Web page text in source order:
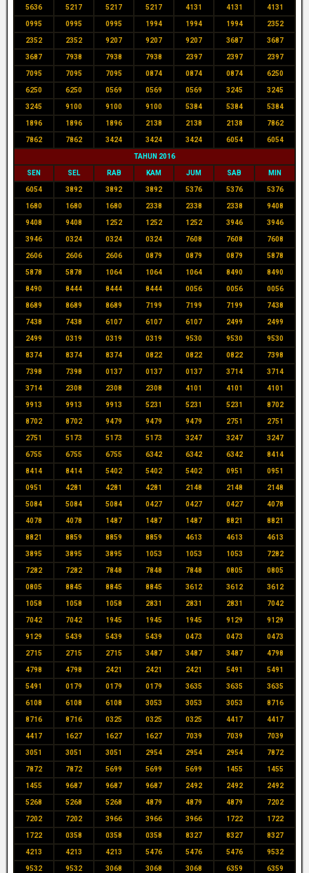
5636 5217 5217 5217 4131 4131 4131
0995 0995 0995 1994 1994 1994 2352
2352 2352 9207 9207 9207 3687 3687
3687 7938 7938 7938 2397 2397 2397
7095 7095 7095 0874 0874 0874 6250
6250 6250 0569 0569 0569 3245 3245
3245 9100 9100 9100 5384 5384 5384
1896 1896 1896 2138 2138 2138 7862
7862 7862 3424 3424 3424 6054 6054
TAHUN 2016
SEN SEL RAB KAM JUM SAB MIN
6054 3892 3892 3892 5376 5376 5376
1680 1680 1680 2338 2338 2338 9408
9408 9408 1252 1252 1252 3946 3946
3946 0324 0324 0324 7608 7608 7608
2606 2606 2606 0879 0879 0879 5878
5878 5878 1064 1064 1064 8490 8490
8490 8444 8444 8444 0056 0056 0056
8689 8689 8689 7199 7199 7199 7438
7438 7438 6107 6107 6107 2499 2499
2499 0319 0319 0319 9530 9530 9530
8374 8374 8374 0822 0822 0822 7398
7398 7398 0137 0137 0137 3714 3714
3714 2308 2308 2308 4101 4101 4101
9913 9913 9913 5231 5231 5231 8702
8702 8702 9479 9479 9479 2751 2751
2751 5173 5173 5173 3247 3247 3247
6755 6755 6755 6342 6342 6342 8414
8414 8414 5402 5402 5402 0951 0951
0951 4281 4281 4281 2148 2148 2148
5084 5084 5084 0427 0427 0427 4078
4078 4078 1487 1487 1487 8821 8821
8821 8859 8859 8859 4613 4613 4613
3895 3895 3895 1053 1053 1053 7282
7282 7282 7848 7848 7848 0805 0805
0805 8845 8845 8845 3612 3612 3612
1058 1058 1058 2831 2831 2831 7042
7042 7042 1945 1945 1945 9129 9129
9129 5439 5439 5439 0473 0473 0473
2715 2715 2715 3487 3487 3487 4798
4798 4798 2421 2421 2421 5491 5491
5491 0179 0179 0179 3635 3635 3635
6108 6108 6108 3053 3053 3053 8716
8716 8716 0325 0325 0325 4417 4417
4417 1627 1627 1627 7039 7039 7039
3051 3051 3051 2954 2954 2954 7872
7872 7872 5699 5699 5699 1455 1455
1455 9687 9687 9687 2492 2492 2492
5268 5268 5268 4879 4879 4879 7202
7202 7202 3966 3966 3966 1722 1722
1722 0358 0358 0358 8327 8327 8327
4213 4213 4213 5476 5476 5476 9532
9532 9532 3068 3068 3068 6359 6359